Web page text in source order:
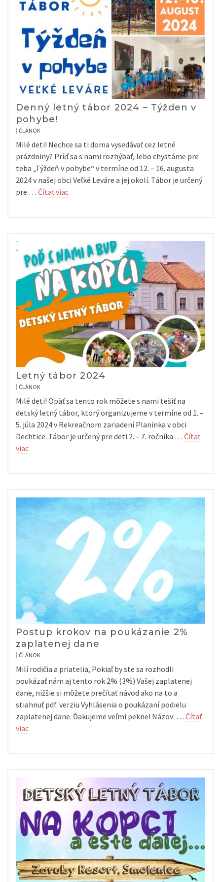
Denný letný tábor 2024 – Týžden v
pohybe!
ČLÁNOK
Milé deti! Nechce sa ti doma vysedávať cez letné
prázdniny? Príď sa s nami rozhýbať, lebo chystáme pre
teba „Týždeň v pohybe“ v termíne od 12. – 16. augusta
2024 v našej obci Veľké Leváre a jej okolí. Tábor je určený
pre … Čítať viac
Letný tábor 2024
ČLÁNOK
Milé deti! Opäť sa tento rok môžete s nami tešiť na
detský letný tábor, ktorý organizujeme v termíne od 1. –
5. júla 2024 v Rekreačnom zariadení Planinka v obci
Dechtice. Tábor je určený pre deti 2. – 7. ročníka … Čítať
viac
Postup krokov na poukázanie 2%
zaplatenej dane
ČLÁNOK
Milí rodičia a priatelia, Pokiaľ by ste sa rozhodli
poukázať nám aj tento rok 2% (3%) Vašej zaplatenej
dane, nižšie si môžete prečítať návod ako na to a
stiahnuť pdf. verziu Vyhlásenia o poukázaní podielu
zaplatenej dane. Ďakujeme veľmi pekne! Názov: … Čítať
viac